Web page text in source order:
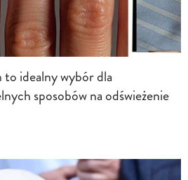
idealny wybór dla
sposobów na odświeżenie